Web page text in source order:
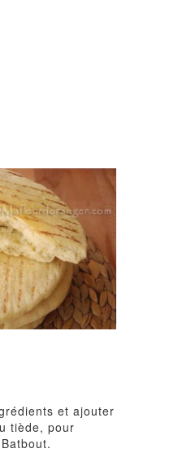
et ajouter
tiède, pour